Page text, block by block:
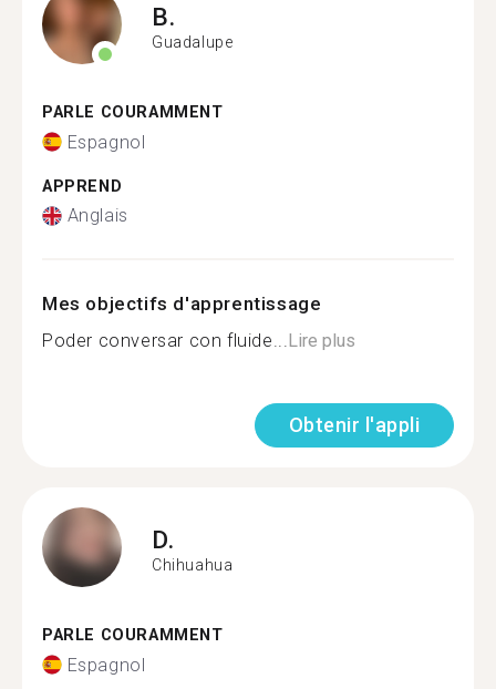
B.
Guadalupe
PARLE COURAMMENT
Espagnol
APPREND
Anglais
Mes objectifs d'apprentissage
Poder conversar con fluide...Lire plus
Obtenir l'appli
D.
Chihuahua
PARLE COURAMMENT
Espagnol